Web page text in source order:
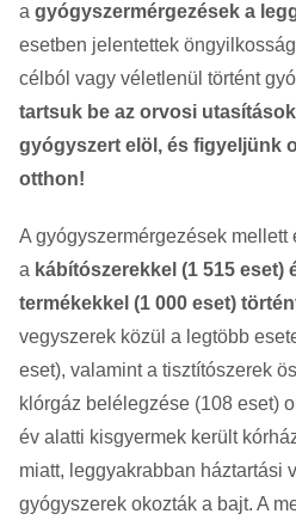
a gyógyszermérgezések a
esetben jelentettek
célból vagy véletlenül történt
tartsuk be az orvosi
gyógyszert elöl, és figyeljünk
otthon!
A gyógyszermérgezések mellett
a kábítószerekkel (1 515 eset)
termékekkel (1 000 eset)
vegyszerek közül a legtöbb
eset), valamint a tisztítószerek
klórgáz belélegzése (108 eset)
év alatti kisgyermek került
miatt, leggyakrabban háztartási
gyógyszerek okozták a bajt. A